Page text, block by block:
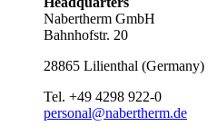
Nabertherm GmbH
Bahnhofstr. 20
28865 Lilienthal (Germany)
Tel. +49 4298 922-0
personal@nabertherm.de